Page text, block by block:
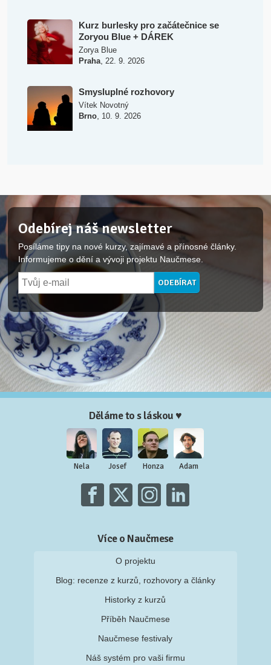
Kurz burlesky pro začátečnice se
Zoryou Blue + DÁREK
Zorya Blue
Praha, 22. 9. 2026
Smysluplné rozhovory
Vítek Novotný
Brno, 10. 9. 2026
Odebírej náš newsletter
Posíláme tipy na nové kurzy, zajímavé a přínosné články.
Informujeme o dění a vývoji projektu Naučmese.
Děláme to s láskou ♥
Nela Josef Honza Adam
Více o Naučmese
O projektu
Blog: recenze z kurzů, rozhovory a články
Historky z kurzů
Příběh Naučmese
Naučmese festivaly
Náš systém pro vaši firmu